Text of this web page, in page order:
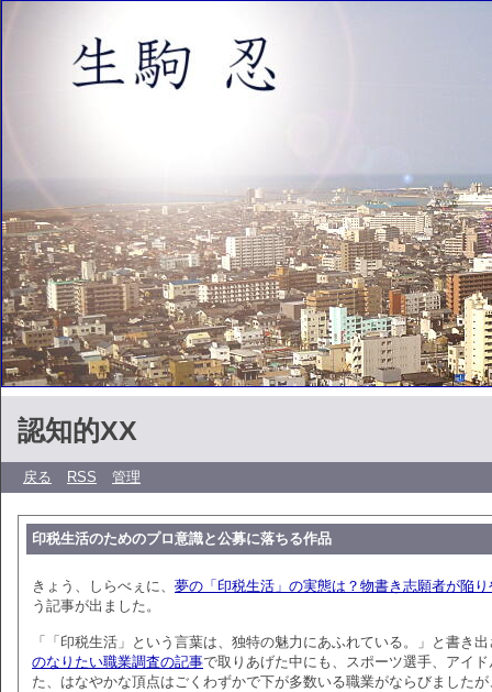
認知的XX
戻る RSS 管理
印税生活のためのプロ意識と公募に落ちる作品
きょう、しらべぇに、 夢の「印税生活」の実態は？物書き志願者が陥
う記事が出ました。
「「印税生活」という言葉は、独特の魅力にあふれている。」と書き
のなりたい職業調査の記事で取りあげた中にも、スポーツ選手、アイ
た、はなやかな頂点はごくわずかで下が多数いる職業がならびました